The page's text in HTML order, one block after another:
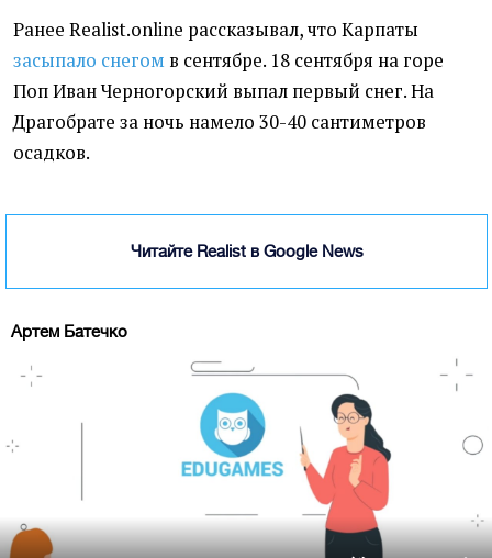
Ранее Realist.online рассказывал, что Карпаты
засыпало снегом в сентябре. 18 сентября на горе
Поп Иван Черногорский выпал первый снег. На
Драгобрате за ночь намело 30-40 сантиметров
осадков.
Читайте Realist в Google News
Артем Батечко